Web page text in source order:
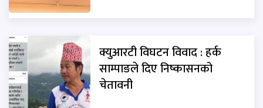
क्युआरटी विघटन विवाद : हर्क
साम्पाङले दिए निष्कासनको
चेतावनी